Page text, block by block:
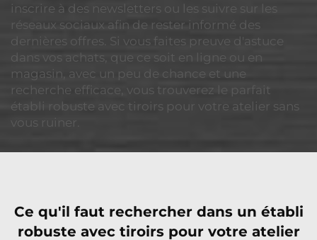
inscrire à des newsletters ou les suivre sur les
réseaux sociaux afin de rester informé des
dernières offres. Si vous faites preuve d'astuce
dans vos achats, que ce soit en ligne ou en
magasin, avec un peu de chance et une
recherche efficace, vous trouverez le parfait
établi robuste avec tiroirs pour votre atelier sans
vous ruiner.
Ce qu'il faut rechercher dans un établi
robuste avec tiroirs pour votre atelier